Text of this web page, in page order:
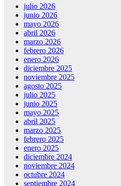
julio 2026
junio 2026
mayo 2026
abril 2026
marzo 2026
febrero 2026
enero 2026
diciembre 2025
noviembre 2025
agosto 2025
julio 2025
junio 2025
mayo 2025
abril 2025
marzo 2025
febrero 2025
enero 2025
diciembre 2024
noviembre 2024
octubre 2024
septiembre 2024